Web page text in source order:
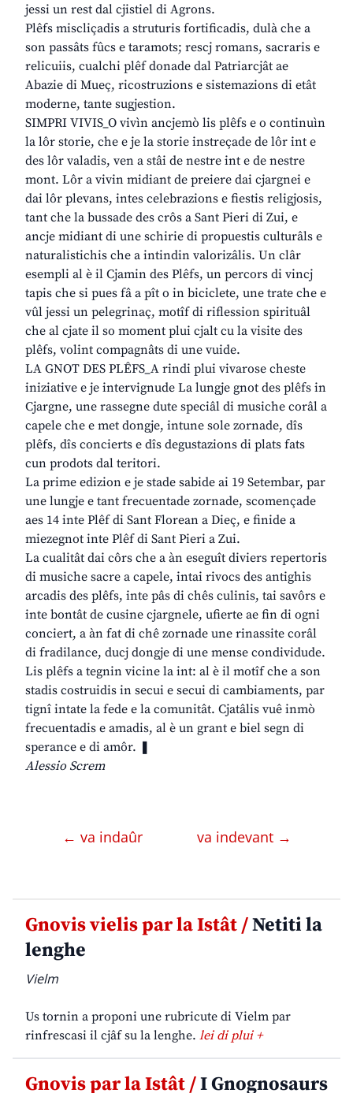
jessi un rest dal cjistiel di Agrons.
Plêfs miscliçadis a struturis fortificadis, dulà che a
son passâts fûcs e taramots; rescj romans, sacraris e
relicuiis, cualchi plêf donade dal Patriarcjât ae
Abazie di Mueç, ricostruzions e sistemazions di etât
moderne, tante sugjestion.
SIMPRI VIVIS_O vivìn ancjemò lis plêfs e o continuìn
la lôr storie, che e je la storie instreçade de lôr int e
des lôr valadis, ven a stâi de nestre int e de nestre
mont. Lôr a vivin midiant de preiere dai cjargnei e
dai lôr plevans, intes celebrazions e fiestis religjosis,
tant che la bussade des crôs a Sant Pieri di Zui, e
ancje midiant di une schirie di propuestis culturâls e
naturalistichis che a intindin valorizâlis. Un clâr
esempli al è il Cjamin des Plêfs, un percors di vincj
tapis che si pues fâ a pît o in biciclete, une trate che e
vûl jessi un pelegrinaç, motîf di riflession spirituâl
che al cjate il so moment plui cjalt cu la visite des
plêfs, volint compagnâts di une vuide.
LA GNOT DES PLÊFS_A rindi plui vivarose cheste
iniziative e je intervignude La lungje gnot des plêfs in
Cjargne, une rassegne dute speciâl di musiche corâl a
capele che e met dongje, intune sole zornade, dîs
plêfs, dîs concierts e dîs degustazions di plats fats
cun prodots dal teritori.
La prime edizion e je stade sabide ai 19 Setembar, par
une lungje e tant frecuentade zornade, scomençade
aes 14 inte Plêf di Sant Florean a Dieç, e finide a
miezegnot inte Plêf di Sant Pieri a Zui.
La cualitât dai côrs che a àn eseguît diviers repertoris
di musiche sacre a capele, intai rivocs des antighis
arcadis des plêfs, inte pâs di chês culinis, tai savôrs e
inte bontât de cusine cjargnele, ufierte ae fin di ogni
conciert, a àn fat di chê zornade une rinassite corâl
di fradilance, ducj dongje di une mense condividude.
Lis plêfs a tegnin vicine la int: al è il motîf che a son
stadis costruidis in secui e secui di cambiaments, par
tignî intate la fede e la comunitât. Cjatâlis vuê inmò
frecuentadis e amadis, al è un grant e biel segn di
sperance e di amôr. ❚
Alessio Screm
← va indaûr va indevant →
Gnovis vielis par la Istât /Netiti la
lenghe
Vielm
Us tornin a proponi une rubricute di Vielm par
rinfrescasi il cjâf su la lenghe. lei di plui +
Gnovis par la Istât /I Gnognosaurs